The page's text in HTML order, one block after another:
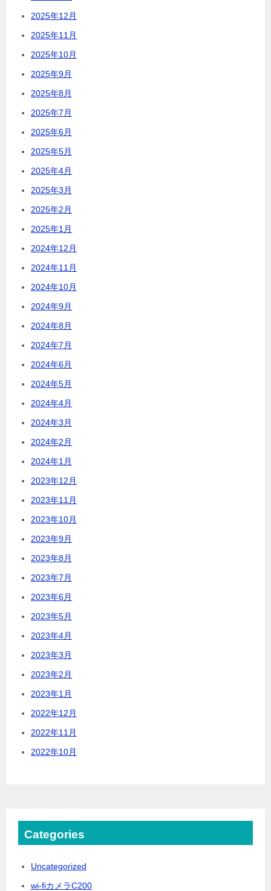
2025年12月
2025年11月
2025年10月
2025年9月
2025年8月
2025年7月
2025年6月
2025年5月
2025年4月
2025年3月
2025年2月
2025年1月
2024年12月
2024年11月
2024年10月
2024年9月
2024年8月
2024年7月
2024年6月
2024年5月
2024年4月
2024年3月
2024年2月
2024年1月
2023年12月
2023年11月
2023年10月
2023年9月
2023年8月
2023年7月
2023年6月
2023年5月
2023年4月
2023年3月
2023年2月
2023年1月
2022年12月
2022年11月
2022年10月
Categories
Uncategorized
wi-fiカメラC200